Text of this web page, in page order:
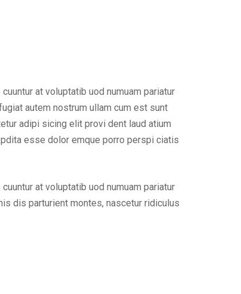
at voluptatib uod numuam pariatur
autem nostrum ullam cum est sunt
adipi sicing elit provi dent laud atium
esse dolor emque porro perspi ciatis
at voluptatib uod numuam pariatur
dis parturient montes, nascetur ridiculus